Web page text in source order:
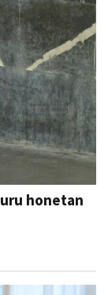
honetan